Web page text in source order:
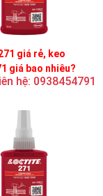
giá rẻ, keo
giá bao nhiêu?
hệ: 0938454791